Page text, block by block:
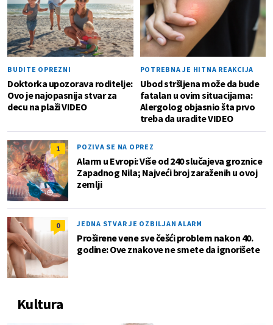
BUDITE OPREZNI
Doktorka upozorava roditelje:
Ovo je najopasnija stvar za
decu na plaži VIDEO
POTREBNA JE HITNA REAKCIJA
Ubod stršljena može da bude
fatalan u ovim situacijama:
Alergolog objasnio šta prvo
treba da uradite VIDEO
1 POZIVA SE NA OPREZ
Alarm u Evropi: Više od 240 slučajeva groznice
Zapadnog Nila; Najveći broj zaraženih u ovoj
zemlji
0 JEDNA STVAR JE OZBILJAN ALARM
Proširene vene sve češći problem nakon 40.
godine: Ove znakove ne smete da ignorišete
Kultura